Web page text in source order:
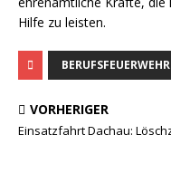
Hilfe zu leisten.
BERUFSFEUERWEHR
VORHERIGER
Einsatzfahrt Dachau: